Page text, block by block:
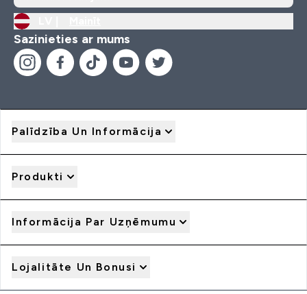
Sazinieties ar mums
Palīdzība Un Informācija
Produkti
Informācija Par Uzņēmumu
Lojalitāte Un Bonusi